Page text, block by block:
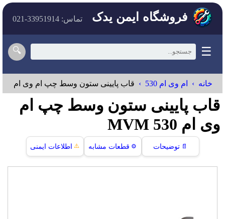
فروشگاه ایمن یدک تماس: 33951914-021
☰
🔍
خانه ام وی ام 530 قاب پایینی ستون وسط چپ ام وی ام 530
قاب پایینی ستون وسط چپ ام
وی ام 530 MVM
📄 توضیحات ⚙️ قطعات مشابه ⚠️ اطلاعات ایمنی